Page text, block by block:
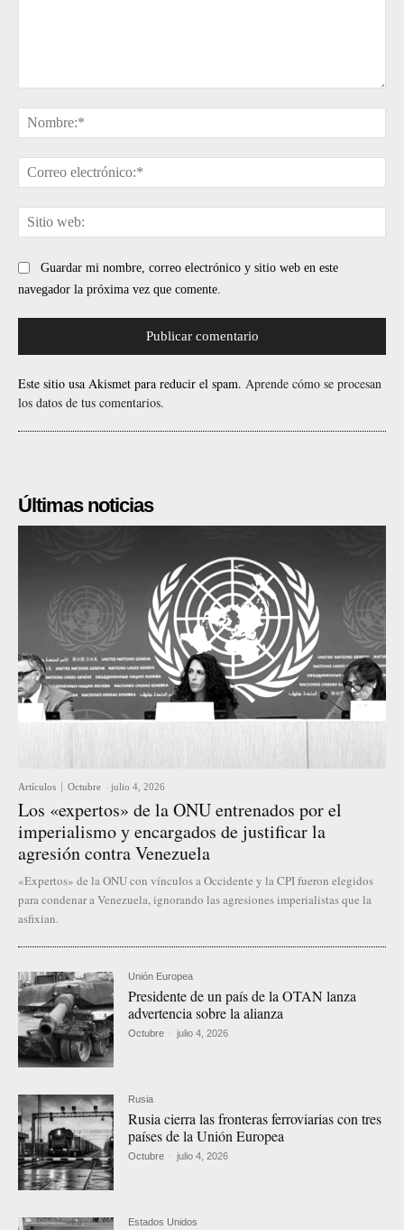
Guardar mi nombre, correo electrónico y sitio web en este
navegador la próxima vez que comente.
Este sitio usa Akismet para reducir el spam. Aprende cómo se procesan
los datos de tus comentarios.
Últimas noticias
Artículos Octubre - julio 4, 2026
Los «expertos» de la ONU entrenados por el
imperialismo y encargados de justificar la
agresión contra Venezuela
«Expertos» de la ONU con vínculos a Occidente y la CPI fueron elegidos
para condenar a Venezuela, ignorando las agresiones imperialistas que la
asfixian.
Unión Europea
Presidente de un país de la OTAN lanza
advertencia sobre la alianza
Octubre - julio 4, 2026
Rusia
Rusia cierra las fronteras ferroviarias con tres
países de la Unión Europea
Octubre - julio 4, 2026
Estados Unidos